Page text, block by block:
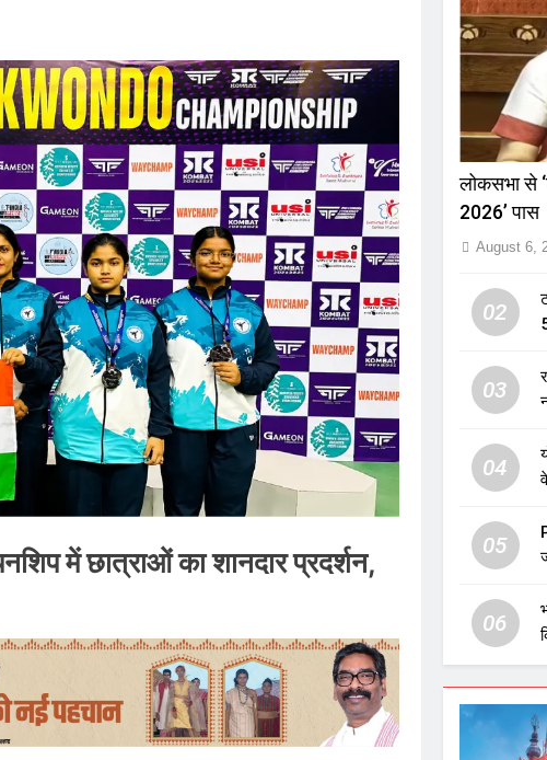
में छात्राओं का शानदार प्रदर्शन,
लोकसभा से
2026’ पास
August 6,
02
03
04
05
06